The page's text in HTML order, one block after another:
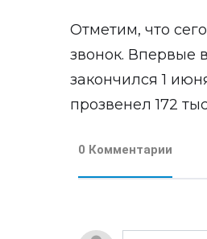
Отметим, что
звонок. Впервые
закончился 1
прозвенел 172
0 Комментарии